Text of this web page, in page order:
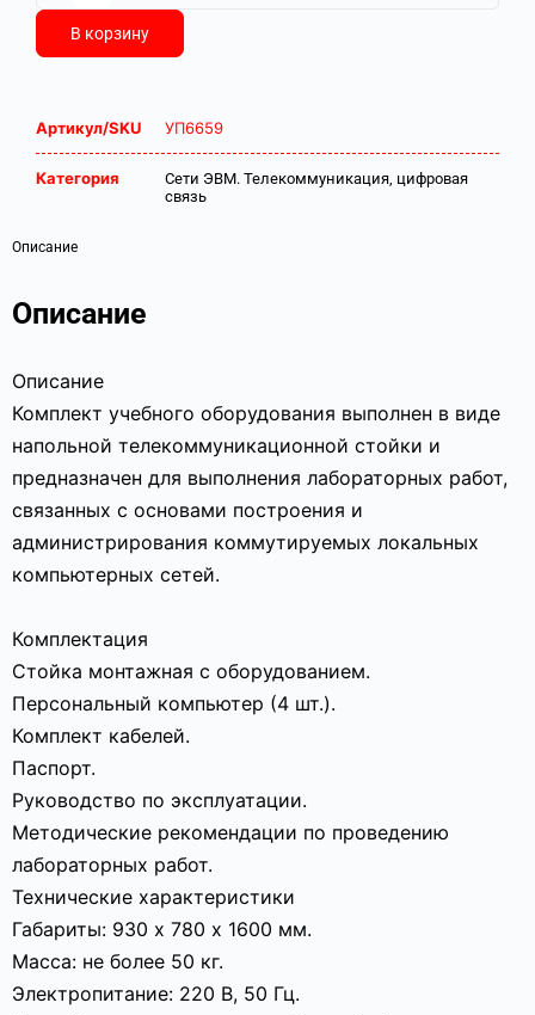
В корзину
Артикул/SKU УП6659
Категория
Сети ЭВМ. Телекоммуникация, цифровая
связь
Описание
Описание
Описание
Комплект учебного оборудования выполнен в виде
напольной телекоммуникационной стойки и
предназначен для выполнения лабораторных работ,
связанных с основами построения и
администрирования коммутируемых локальных
компьютерных сетей.
Комплектация
Стойка монтажная с оборудованием.
Персональный компьютер (4 шт.).
Комплект кабелей.
Паспорт.
Руководство по эксплуатации.
Методические рекомендации по проведению
лабораторных работ.
Технические характеристики
Габариты: 930 х 780 х 1600 мм.
Масса: не более 50 кг.
Электропитание: 220 В, 50 Гц.